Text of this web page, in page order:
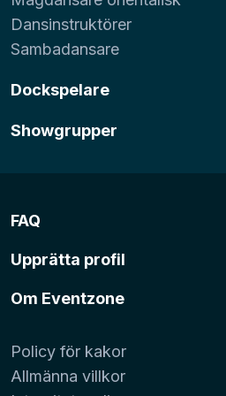
Dansinstruktörer
Sambadansare
Dockspelare
Showgrupper
FAQ
Upprätta profil
Om Eventzone
Policy för kakor
Allmänna villkor